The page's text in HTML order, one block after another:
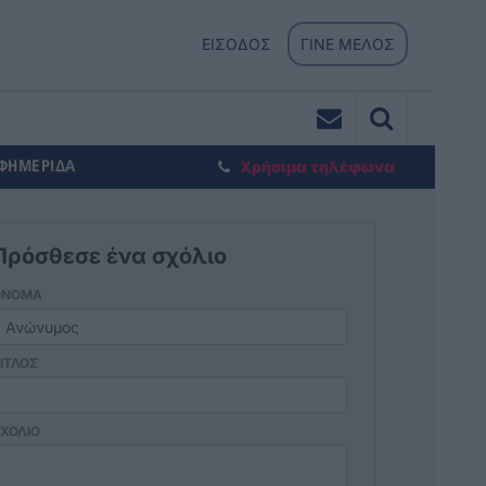
ΕΙΣΟΔΟΣ ΓΙΝΕ ΜΕΛΟΣ
Χρήσιμα τηλέφωνα
ένα σχόλιο